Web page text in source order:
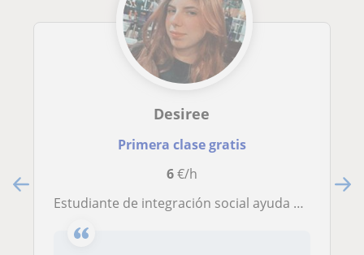
Desiree
Primera clase gratis
6€/h
Estudiante de integración social ayuda a niños con la lengua castellana